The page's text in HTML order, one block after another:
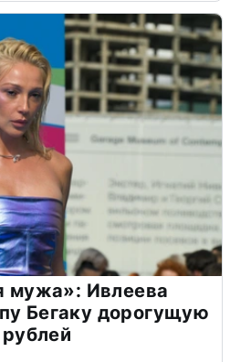
мужа»: Ивлеева
Бегаку дорогущую